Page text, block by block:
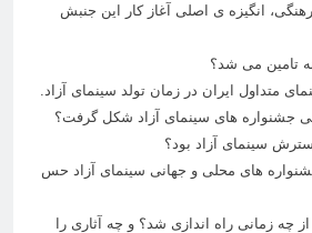
انگیزه ی اصلی آغاز کار این جنبش
تامین می شد؟
متداول ایران در زمان تولد سینمای آزاد.
جشنواره های سینمای آزاد شکل گرفت؟
سینمای آزاد بود؟
های محلی و جهانی سینمای آزاد حس
چه زمانی راه اندازی شد؟ و چه آثاری را